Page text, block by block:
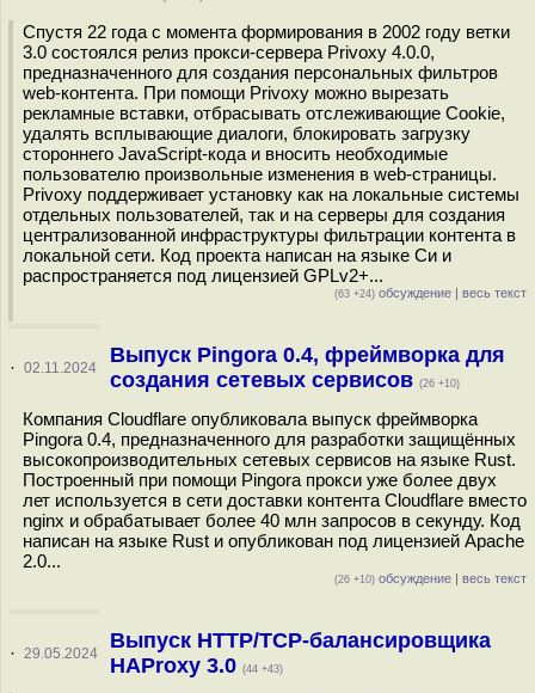
Спустя 22 года с момента формирования в 2002 году ветки
3.0 состоялся релиз прокси-сервера Privoxy 4.0.0,
предназначенного для создания персональных фильтров
web-контента. При помощи Privoxy можно вырезать
рекламные вставки, отбрасывать отслеживающие Cookie,
удалять всплывающие диалоги, блокировать загрузку
стороннего JavaScript-кода и вносить необходимые
пользователю произвольные изменения в web-страницы.
Privoxy поддерживает установку как на локальные системы
отдельных пользователей, так и на серверы для создания
централизованной инфраструктуры фильтрации контента в
локальной сети. Код проекта написан на языке Си и
распространяется под лицензией GPLv2+...
(63 +24) обсуждение | весь текст
· 02.11.2024
Выпуск Pingora 0.4, фреймворка для
создания сетевых сервисов (26 +10)
Компания Cloudflare опубликовала выпуск фреймворка
Pingora 0.4, предназначенного для разработки защищённых
высокопроизводительных сетевых сервисов на языке Rust.
Построенный при помощи Pingora прокси уже более двух
лет используется в сети доставки контента Cloudflare вместо
nginx и обрабатывает более 40 млн запросов в секунду. Код
написан на языке Rust и опубликован под лицензией Apache
2.0...
(26 +10) обсуждение | весь текст
· 29.05.2024
Выпуск HTTP/TCP-балансировщика
HAProxy 3.0 (44 +43)